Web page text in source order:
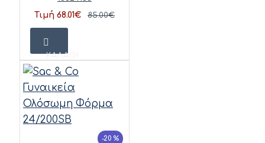
Τιμή 68.01€ 85.00€
ΚΑΛΆΘΙ
-20 %